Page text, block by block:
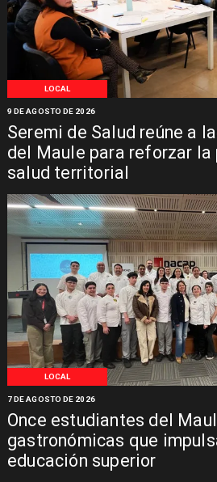
LOCAL
Seremi de Salud reúne a
del Maule para reforzar la
salud territorial
9 DE AGOSTO DE 2026
LOCAL
Once estudiantes del
gastronómicas que
educación superior
7 DE AGOSTO DE 2026